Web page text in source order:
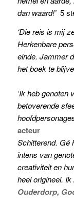
dan waard!’ 5
‘Die reis is mij
Herkenbare
einde. Jammer
het boek te
‘Ik heb genoten
betoverende
acteur
Schitterend. Gé
intens van
creativiteit en
heel origineel.
Ouderdorp,